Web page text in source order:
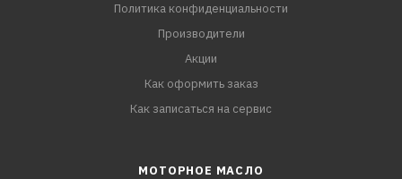
Политика конфиденциальности
Производители
Акции
Как оформить заказ
Как записаться на сервис
МОТОРНОЕ МАСЛО